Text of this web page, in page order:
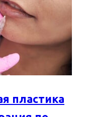
пластика